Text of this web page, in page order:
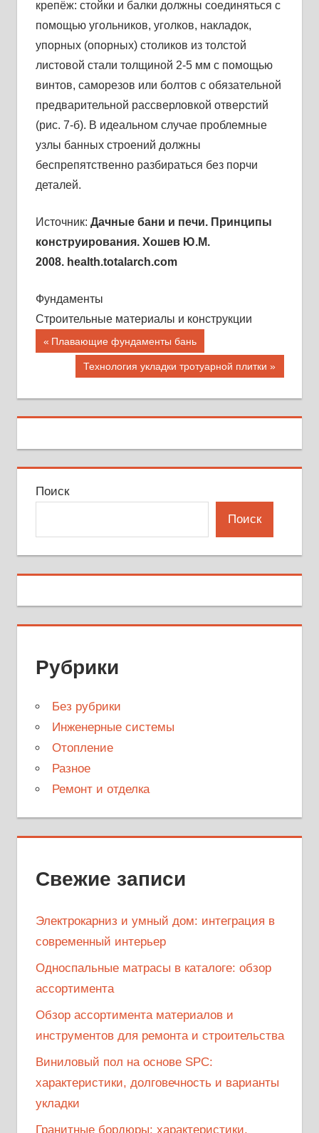
крепёж: стойки и балки должны соединяться с
помощью угольников, уголков, накладок,
упорных (опорных) столиков из толстой
листовой стали толщиной 2-5 мм с помощью
винтов, саморезов или болтов с обязательной
предварительной рассверловкой отверстий
(рис. 7-б). В идеальном случае проблемные
узлы банных строений должны
беспрепятственно разбираться без порчи
деталей.
Источник: Дачные бани и печи. Принципы
конструирования. Хошев Ю.М.
2008. health.totalarch.com
Фундаменты
Строительные материалы и конструкции
Навигация
записям
Предыдущая
запись;
Плавающие фундаменты бань
Следующая
Технология укладки тротуарной плитки
Поиск
Поиск
Рубрики
Без рубрики
Инженерные системы
Отопление
Разное
Ремонт и отделка
Свежие записи
Электрокарниз и умный дом: интеграция в
современный интерьер
Односпальные матрасы в каталоге: обзор
ассортимента
Обзор ассортимента материалов и
инструментов для ремонта и строительства
Виниловый пол на основе SPC:
характеристики, долговечность и варианты
укладки
Гранитные бордюры: характеристики,